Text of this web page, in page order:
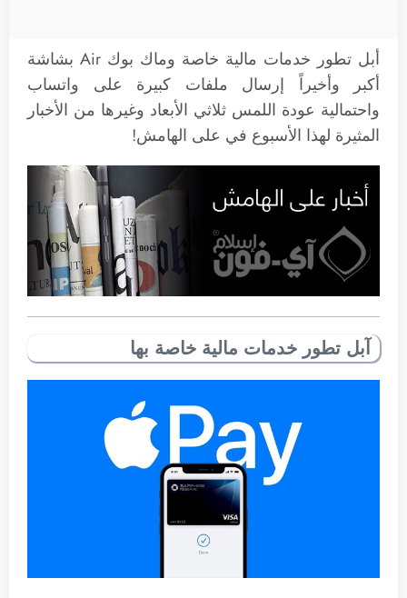
أبل تطور خدمات مالية خاصة وماك بوك Air بشاشة
أكبر وأخيراً إرسال ملفات كبيرة على واتساب
واحتمالية عودة اللمس ثلاثي الأبعاد وغيرها من الأخبار
المثيرة لهذا الأسبوع في على الهامش!
آبل تطور خدمات مالية خاصة بها